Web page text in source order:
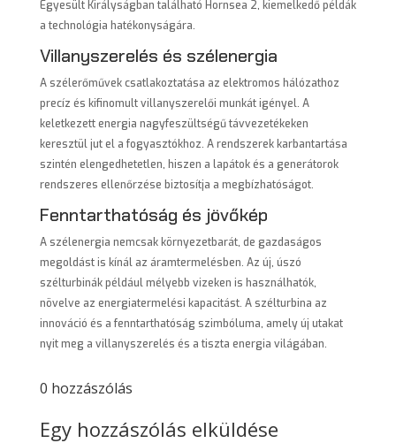
Egyesült Királyságban található Hornsea 2, kiemelkedő példák
a technológia hatékonyságára.
Villanyszerelés és szélenergia
A szélerőművek csatlakoztatása az elektromos hálózathoz
precíz és kifinomult villanyszerelői munkát igényel. A
keletkezett energia nagyfeszültségű távvezetékeken
keresztül jut el a fogyasztókhoz. A rendszerek karbantartása
szintén elengedhetetlen, hiszen a lapátok és a generátorok
rendszeres ellenőrzése biztosítja a megbízhatóságot.
Fenntarthatóság és jövőkép
A szélenergia nemcsak környezetbarát, de gazdaságos
megoldást is kínál az áramtermelésben. Az új, úszó
szélturbinák például mélyebb vizeken is használhatók,
növelve az energiatermelési kapacitást. A szélturbina az
innováció és a fenntarthatóság szimbóluma, amely új utakat
nyit meg a villanyszerelés és a tiszta energia világában.
0 hozzászólás
Egy hozzászólás elküldése